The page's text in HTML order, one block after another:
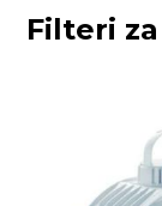
Filteri